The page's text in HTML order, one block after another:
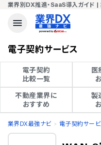
業界別DX推進・SaaS導入ガイド
電子契約サービス
電子契約
比較一覧
医
不動産業界に
おすすめ
製
業界DX最強ナビ 電子契約サー